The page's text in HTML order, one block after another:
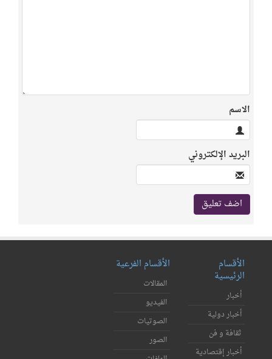
الاسم
البريد الإلكتروني
الأقسام
الرئيسية
أخبار
أخبار دولية
ثقافة و فن
أخبار إقتصادية
الأقسام الفرعية
المقالات
الفيديو
الصوتيات
الصور